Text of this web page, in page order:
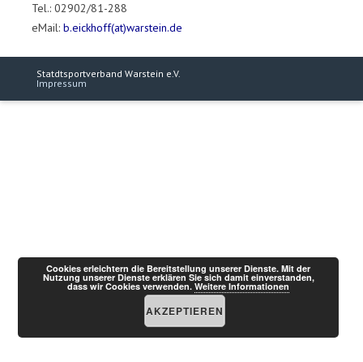
Tel.: 02902/81-288
eMail: b.eickhoff(at)warstein.de
Statdtsportverband Warstein e.V.
Impressum
Cookies erleichtern die Bereitstellung unserer Dienste. Mit der
Nutzung unserer Dienste erklären Sie sich damit einverstanden,
dass wir Cookies verwenden.Weitere Informationen
AKZEPTIEREN